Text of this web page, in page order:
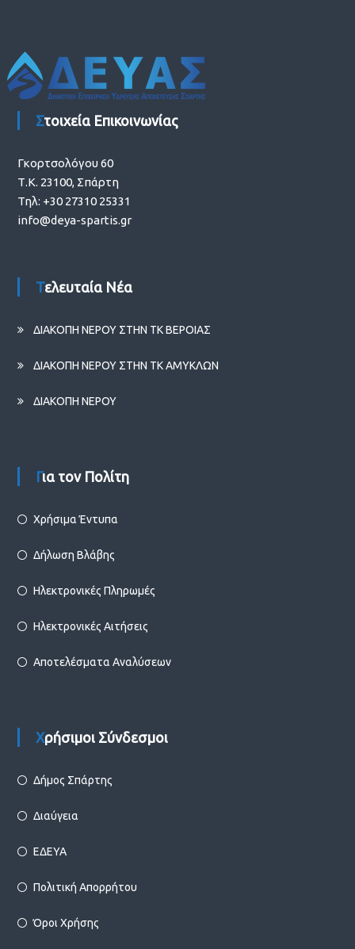
Στοιχεία Επικοινωνίας
Γκορτσολόγου 60
Τ.Κ. 23100, Σπάρτη
Τηλ: +30 27310 25331
info@deya-spartis.gr
Τελευταία Νέα
ΔΙΑΚΟΠΗ ΝΕΡΟΥ ΣΤΗΝ ΤΚ ΒΕΡΟΙΑΣ
ΔΙΑΚΟΠΗ ΝΕΡΟΥ ΣΤΗΝ ΤΚ ΑΜΥΚΛΩΝ
ΔΙΑΚΟΠΗ ΝΕΡΟΥ
Για τον Πολίτη
Χρήσιμα Έντυπα
Δήλωση Βλάβης
Ηλεκτρονικές Πληρωμές
Ηλεκτρονικές Αιτήσεις
Αποτελέσματα Αναλύσεων
Χρήσιμοι Σύνδεσμοι
Δήμος Σπάρτης
Διαύγεια
ΕΔΕΥΑ
Πολιτική Απορρήτου
Όροι Χρήσης